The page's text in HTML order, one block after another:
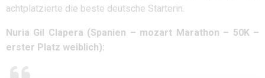
achtplatzierte die beste deutsche Starterin.
Nuria Gil Clapera (Spanien – mozart Marathon – 50K –
erster Platz weiblich):